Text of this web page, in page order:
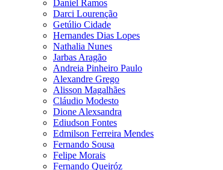
Daniel Ramos
Darci Lourenção
Getúlio Cidade
Hernandes Dias Lopes
Nathalia Nunes
Jarbas Aragão
Andreia Pinheiro Paulo
Alexandre Grego
Alisson Magalhães
Cláudio Modesto
Dione Alexsandra
Ediudson Fontes
Edmilson Ferreira Mendes
Fernando Sousa
Felipe Morais
Fernando Queiróz